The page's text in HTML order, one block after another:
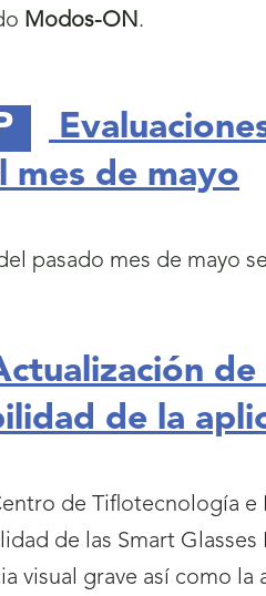
Modos-ON .
mes de mayo
pasado mes de mayo
de
de la
de Tiflotecnología e
de las Smart
visual grave así como